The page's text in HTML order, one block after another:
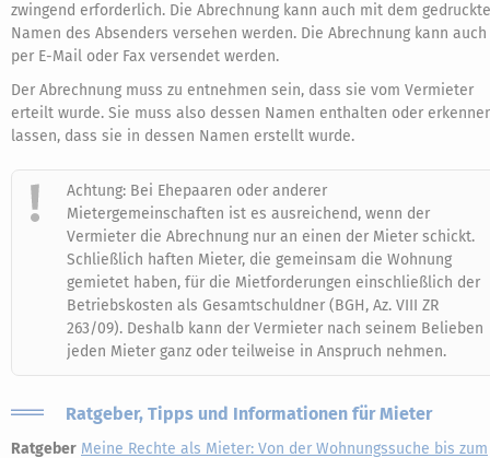
zwingend erforderlich. Die Abrechnung kann auch mit dem
Namen des Absenders versehen werden. Die Abrechnung kann auch
per E-Mail oder Fax versendet werden.
Der Abrechnung muss zu entnehmen sein, dass sie vom Vermieter
erteilt wurde. Sie muss also dessen Namen enthalten oder
lassen, dass sie in dessen Namen erstellt wurde.
Achtung: Bei Ehepaaren oder anderer
Mietergemeinschaften ist es ausreichend, wenn der
Vermieter die Abrechnung nur an einen der Mieter schickt.
Schließlich haften Mieter, die gemeinsam die Wohnung
gemietet haben, für die Mietforderungen einschließlich der
Betriebskosten als Gesamtschuldner (BGH, Az. VIII ZR
263/09). Deshalb kann der Vermieter nach seinem Belieben
jeden Mieter ganz oder teilweise in Anspruch nehmen.
Ratgeber, Tipps und Informationen für Mieter
Ratgeber Meine Rechte als Mieter: Von der Wohnungssuche bis zum